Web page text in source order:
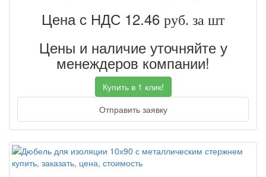
Цена с НДС 12.46 руб. за шт
Цены и наличие уточняйте у
менеждеров компании!
Купить в 1 клик!
Отправить заявку